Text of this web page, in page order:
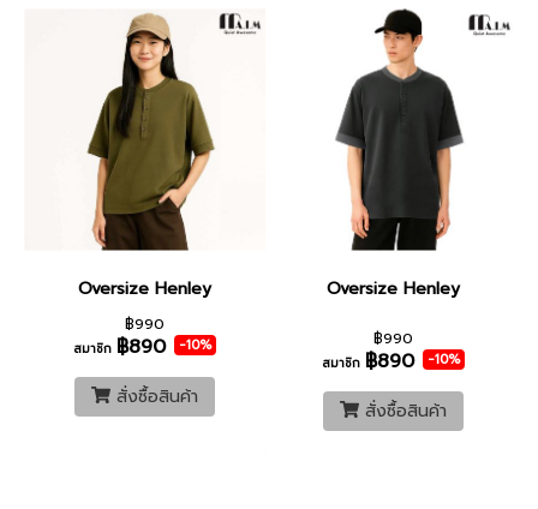
Oversize Henley
฿990
สมาชิก ฿890 -10%
สั่งซื้อสินค้า
Oversize Henley
฿990
สมาชิก ฿890 -10%
สั่งซื้อสินค้า